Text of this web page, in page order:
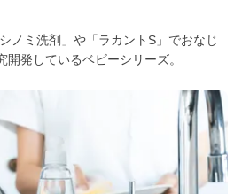
ノミ洗剤」や「ラカントS」でおなじ
発しているベビーシリーズ。